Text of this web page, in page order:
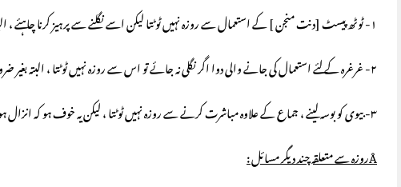
۱- ٹوٹھ پیسٹ [دنت منجن ] کے استعمال سے روزہ نہیں ٹوٹتا لیکن اسے نگلنے سے پرہیز کرنا چاہئے ، البتہ بہتر یہی ہے کہ روزہ کی حالت میں صرف مسواک پر اکتفا کیا جائے ۔
۲- غرغرہ کے لئے استعمال کی جانے والی دوا اگر نگلی نہ جائے تو اس سے روزہ نہیں ٹوٹتا ، البتہ بغیر ضرورت اس کا استعمال نہ کیا جائے ۔
۳- بیوی کو بوسہ لینے ، جماع کے علاوہ مباشرت کرنے سے روزہ نہیں ٹوٹتا ، لیکن یہ خوف ہو کہ انزال ہوجائے گا یا اپنے اوپر کنٹرول نہ رہ جائے گا تو ایسا کرنا مکروہ بلکہ نا جائز ہے ۔
Åروزہ سے متعلقہ چند دیگر مسائل :